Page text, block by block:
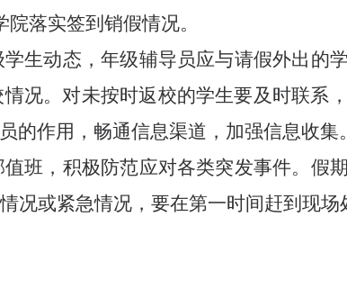
落实签到销假情况。
生动态，年级辅导员应与请假外出的
况。对未按时返校的学生要及时联系
作用，畅通信息渠道，加强信息收集。
班，积极防范应对各类突发事件。假
况或紧急情况，要在第一时间赶到现场